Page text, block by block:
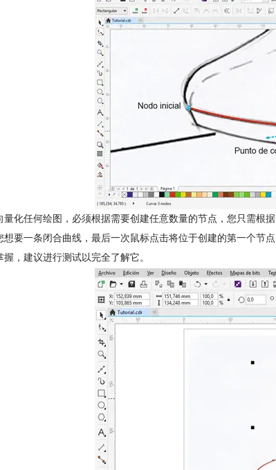
量化任何绘图，必须根据需要创建任意数量的节点，您只需根
想要一条闭合曲线，最后一次鼠标点击将位于创建的第一个节
握，建议进行测试以完全了解它。